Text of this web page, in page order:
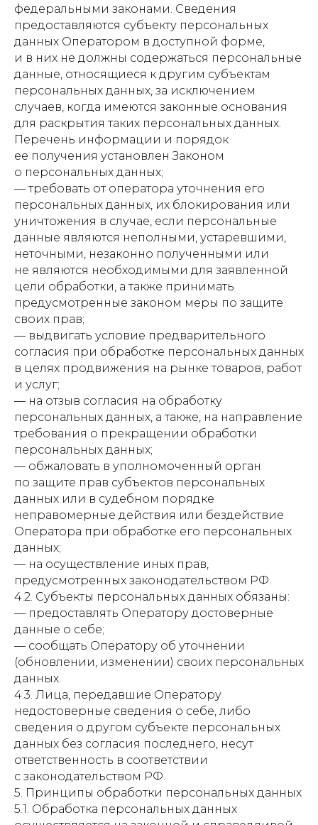
федеральными законами. Сведения
предоставляются субъекту персональных
данных Оператором в доступной форме,
и в них не должны содержаться персональные
данные, относящиеся к другим субъектам
персональных данных, за исключением
случаев, когда имеются законные основания
для раскрытия таких персональных данных.
Перечень информации и порядок
ее получения установлен Законом
о персональных данных;
— требовать от оператора уточнения его
персональных данных, их блокирования или
уничтожения в случае, если персональные
данные являются неполными, устаревшими,
неточными, незаконно полученными или
не являются необходимыми для заявленной
цели обработки, а также принимать
предусмотренные законом меры по защите
своих прав;
— выдвигать условие предварительного
согласия при обработке персональных данных
в целях продвижения на рынке товаров, работ
и услуг;
— на отзыв согласия на обработку
персональных данных, а также, на направление
требования о прекращении обработки
персональных данных;
— обжаловать в уполномоченный орган
по защите прав субъектов персональных
данных или в судебном порядке
неправомерные действия или бездействие
Оператора при обработке его персональных
данных;
— на осуществление иных прав,
предусмотренных законодательством РФ.
4.2. Субъекты персональных данных обязаны:
— предоставлять Оператору достоверные
данные о себе;
— сообщать Оператору об уточнении
(обновлении, изменении) своих персональных
данных.
4.3. Лица, передавшие Оператору
недостоверные сведения о себе, либо
сведения о другом субъекте персональных
данных без согласия последнего, несут
ответственность в соответствии
с законодательством РФ.
5. Принципы обработки персональных данных
5.1. Обработка персональных данных